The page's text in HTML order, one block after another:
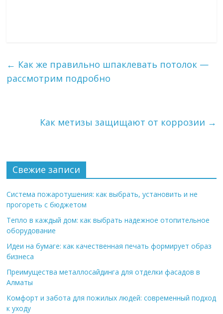
← Как же правильно шпаклевать потолок —
рассмотрим подробно
Как метизы защищают от коррозии →
Свежие записи
Система пожаротушения: как выбрать, установить и не
прогореть с бюджетом
Тепло в каждый дом: как выбрать надежное отопительное
оборудование
Идеи на бумаге: как качественная печать формирует образ
бизнеса
Преимущества металлосайдинга для отделки фасадов в
Алматы
Комфорт и забота для пожилых людей: современный подход
к уходу